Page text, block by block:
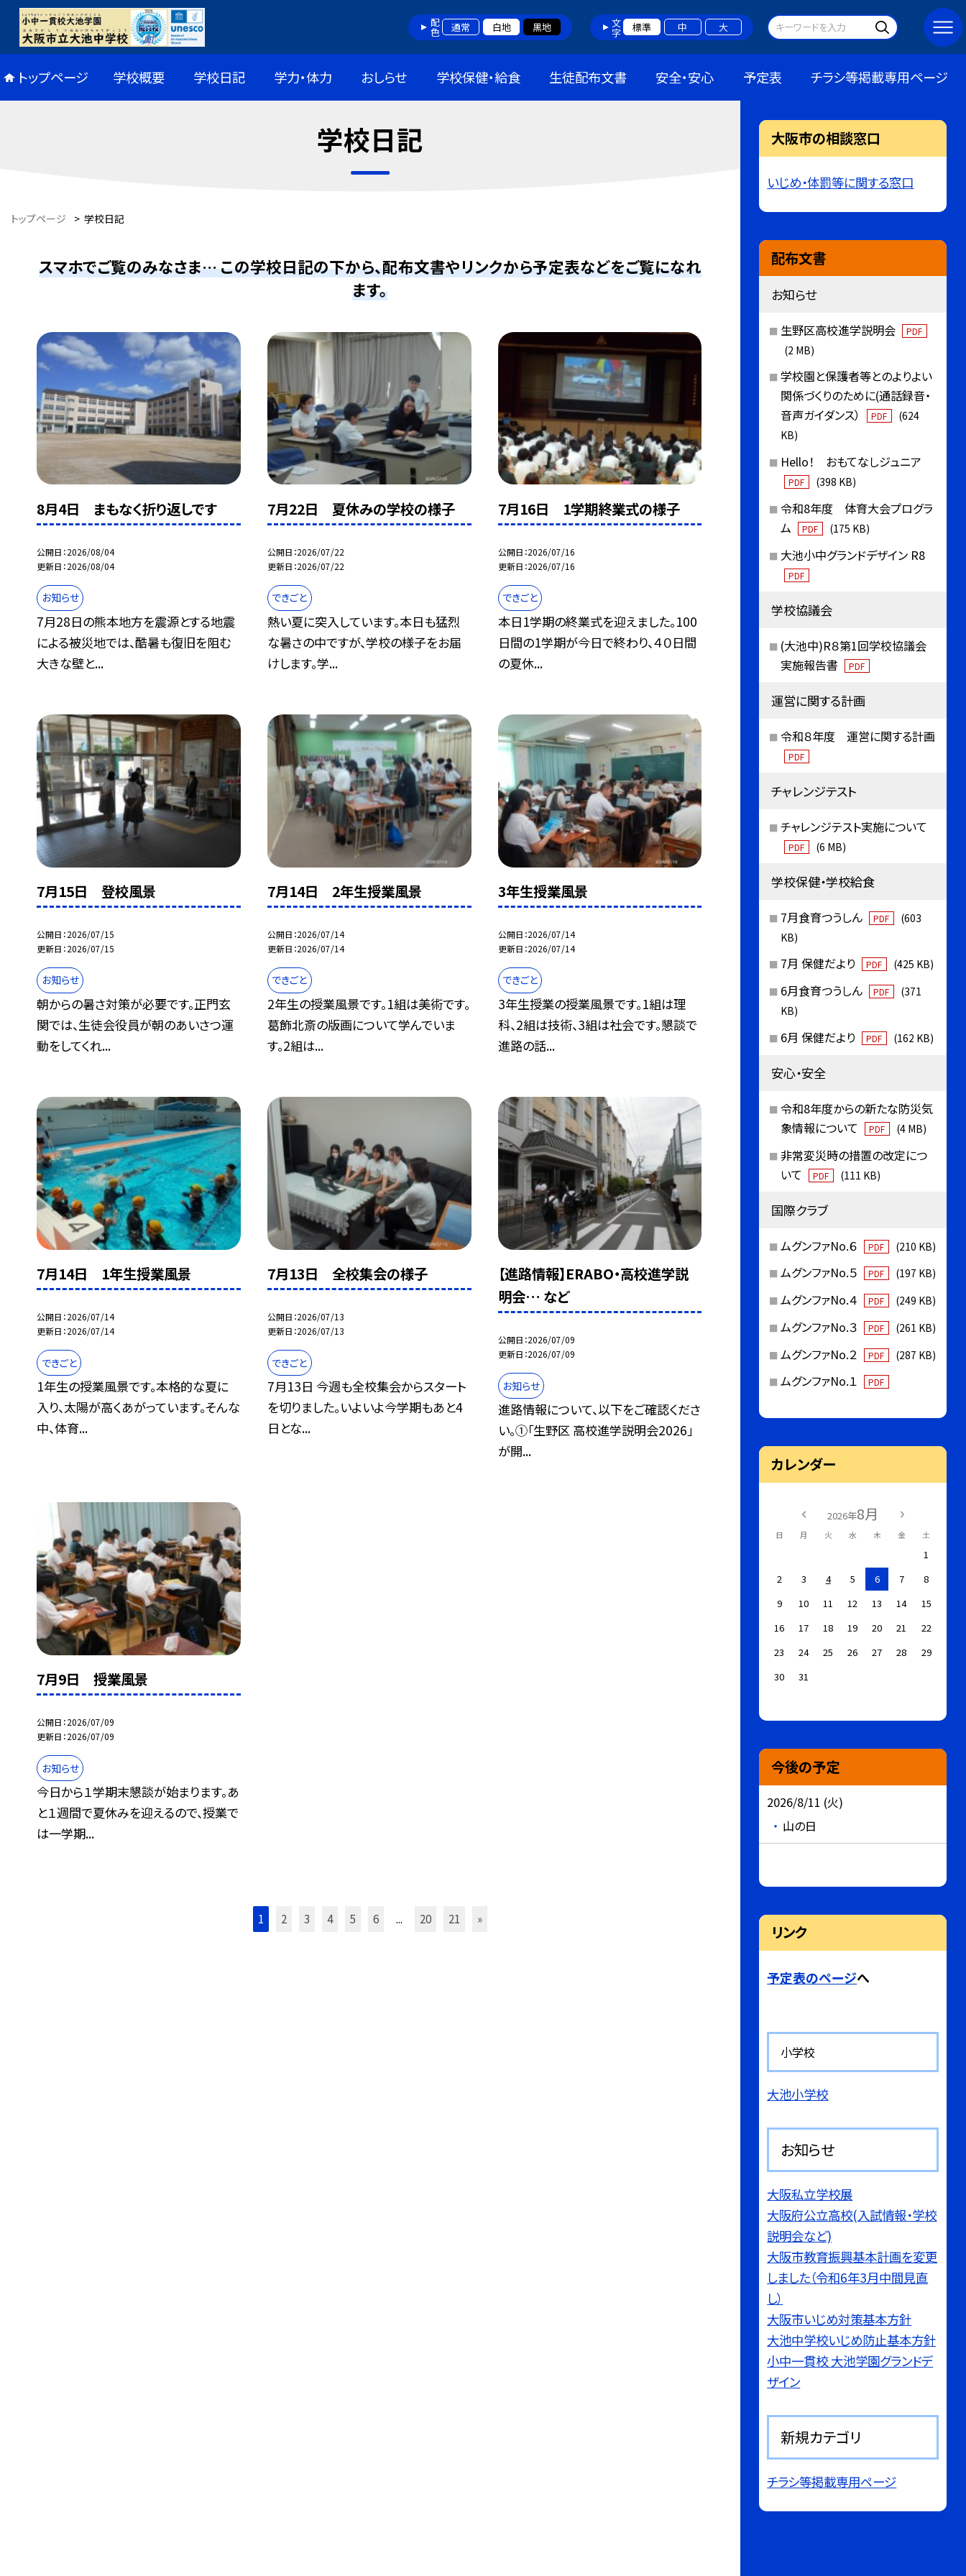
配色 通常 白地 黒地 文字 標準 中 大
トップページ 学校概要 学校日記 学力・体力 おしらせ 学校保健・給食 生徒配布文書 安全・安心 予定表 チラシ等掲載専用ページ
学校日記
トップページ > 学校日記
スマホでご覧のみなさま… この学校日記の下から、配布文書やリンクから予定表などをご覧になれ
ます。
8月4日 まもなく折り返しです
公開日 2026/08/04
更新日 2026/08/04
お知らせ
7月28日の熊本地方を震源とする地震
による被災地では、酷暑も復旧を阻む
大きな壁と...
7月22日 夏休みの学校の様子
公開日 2026/07/22
更新日 2026/07/22
できごと
熱い夏に突入しています。本日も猛烈
な暑さの中ですが、学校の様子をお届
けします。学...
7月16日 1学期終業式の様子
公開日 2026/07/16
更新日 2026/07/16
できごと
本日1学期の終業式を迎えました。100
日間の1学期が今日で終わり、４０日間
の夏休...
7月15日 登校風景
公開日 2026/07/15
更新日 2026/07/15
お知らせ
朝からの暑さ対策が必要です。正門玄
関では、生徒会役員が朝のあいさつ運
動をしてくれ...
7月14日 2年生授業風景
公開日 2026/07/14
更新日 2026/07/14
できごと
2年生の授業風景です。1組は美術です。
葛飾北斎の版画について学んでいま
す。2組は...
3年生授業風景
公開日 2026/07/14
更新日 2026/07/14
できごと
3年生授業の授業風景です。1組は理
科、2組は技術、3組は社会です。懇談で
進路の話...
7月14日 1年生授業風景
公開日 2026/07/14
更新日 2026/07/14
できごと
1年生の授業風景です。本格的な夏に
入り、太陽が高くあがっています。そんな
中、体育...
7月13日 全校集会の様子
公開日 2026/07/13
更新日 2026/07/13
できごと
7月13日 今週も全校集会からスタート
を切りました。いよいよ今学期もあと4
日とな...
【進路情報】ERABO・高校進学説
明会… など
公開日 2026/07/09
更新日 2026/07/09
お知らせ
進路情報について、以下をご確認くださ
い。①「生野区 高校進学説明会2026」
が開...
7月9日 授業風景
公開日 2026/07/09
更新日 2026/07/09
お知らせ
今日から１学期末懇談が始まります。あ
と１週間で夏休みを迎えるので、授業で
は一学期...
1 2 3 4 5 6 ... 20 21 »
大阪市の相談窓口
いじめ・体罰等に関する窓口
配布文書
お知らせ
生野区高校進学説明会 PDF
(2 MB)
学校園と保護者等とのよりよい
関係づくりのために(通話録音・
音声ガイダンス）
PDF
(624
KB)
Hello！ おもてなしジュニア
PDF (398 KB)
令和8年度 体育大会プログラ
ム
PDF (175 KB)
大池小中グランドデザイン R8
PDF
学校協議会
(大池中)R８第1回学校協議会
実施報告書
PDF
運営に関する計画
令和８年度 運営に関する計画
PDF
チャレンジテスト
チャレンジテスト実施について
PDF (6 MB)
学校保健・学校給食
7月食育つうしん PDF
(603
KB)
7月 保健だより PDF (425 KB)
6月食育つうしん PDF
(371
KB)
6月 保健だより PDF (162 KB)
安心・安全
令和8年度からの新たな防災気
象情報について
PDF (4 MB)
非常変災時の措置の改定につ
いて
PDF (111 KB)
国際クラブ
ムグンファNo.６ PDF (210 KB)
ムグンファNo.５ PDF (197 KB)
ムグンファNo.４ PDF (249 KB)
ムグンファNo.３ PDF (261 KB)
ムグンファNo.２ PDF (287 KB)
ムグンファNo.１ PDF
カレンダー
2026年8月
日 月 火 水 木 金 土
1
2
3 4 5 6 7
8
9
10 11 12 13 14
15
16
17 18 19 20 21
22
23
24 25 26 27 28
29
30
31
今後の予定
2026/8/11 (火)
山の日
リンク
予定表のページへ
小学校
大池小学校
お知らせ
大阪私立学校展
大阪府公立高校(入試情報・学校
説明会など)
大阪市教育振興基本計画を変更
しました（令和6年3月中間見直
し）
大阪市いじめ対策基本方針
大池中学校いじめ防止基本方針
小中一貫校 大池学園グランドデ
ザイン
新規カテゴリ
チラシ等掲載専用ページ